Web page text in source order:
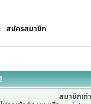
สมัครสมาชิก
สมาชิกเท่